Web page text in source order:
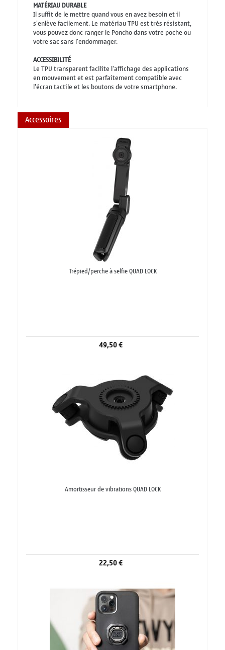
MATÉRIAU DURABLE
Il suffit de le mettre quand vous en avez besoin et il
s'enlève facilement. Le matériau TPU est très résistant,
vous pouvez donc ranger le Poncho dans votre poche ou
votre sac sans l'endommager.
ACCESSIBILITÉ
Le TPU transparent facilite l'affichage des applications
en mouvement et est parfaitement compatible avec
l'écran tactile et les boutons de votre smartphone.
Accessoires
Trépied/perche à selfie QUAD LOCK
49,50 €
Amortisseur de vibrations QUAD LOCK
22,50 €